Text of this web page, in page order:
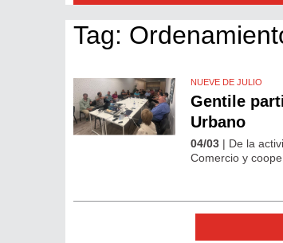
Tag:
NUEVE DE JULIO
Gentile
Urbano
04/03 | De la
Comercio y